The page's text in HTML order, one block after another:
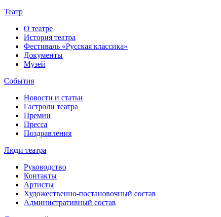
Театр
О театре
История театра
Фестиваль «Русская классика»
Документы
Музей
События
Новости и статьи
Гастроли театра
Премии
Пресса
Поздравления
Люди театра
Руководство
Контакты
Артисты
Художественно-постановочный состав
Административный состав